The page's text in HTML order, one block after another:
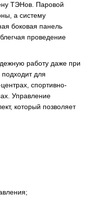
ТЭНов. Паровой
а систему
боковая панель
проведение
работу даже при
для
спортивно-
Управление
который позволяет